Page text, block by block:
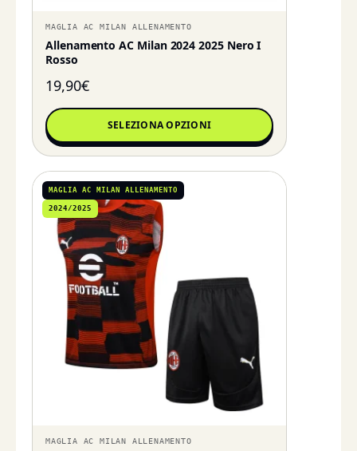
MAGLIA AC MILAN ALLENAMENTO
Allenamento AC Milan 2024 2025 Nero I
Rosso
19,90€
SELEZIONA OPZIONI
MAGLIA AC MILAN ALLENAMENTO
2024/2025
MAGLIA AC MILAN ALLENAMENTO